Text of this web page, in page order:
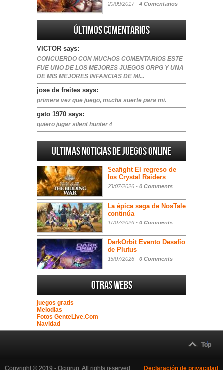
20/09/2017 - 4 Comentarios
Últimos comentarios
VICTOR says:
CONCUERDO CON MUCHOS COMENTARIOS ESTE
FUE UNO DE LOS MEJORES JUEGOS ORPG Y UNA
DE MIS MEJORES INFANCIAS DE MI...
jose de freites says:
primera vez que juego, mucha suerte para mi.
gato 1970 says:
quiero jugar silent hunter 4
Ultimas noticias de juegos online
Seafight El regreso de
los Crystal Raiders
23/07/2026 - 0 Comments
La épica saga de NosTale
continúa
17/07/2026 - 0 Comments
DarkOrbit Evento Desafío
de Plutus
15/07/2026 - 0 Comments
Otras webs
juegos gratis
Melodias
Fotos GenteLive.Com
Navidad
Top
Copyright © 2019 - Ocigrup. All rights reserved. Declaración de privacidad